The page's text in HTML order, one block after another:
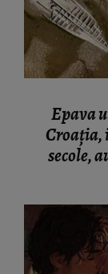
Epava
Croația,
secole,